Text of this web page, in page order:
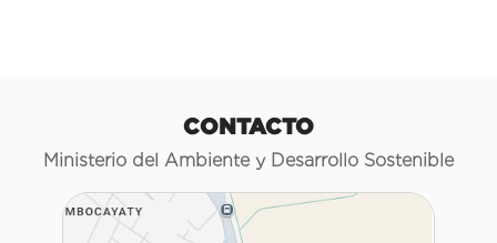
CONTACTO
Ministerio del Ambiente y Desarrollo Sostenible